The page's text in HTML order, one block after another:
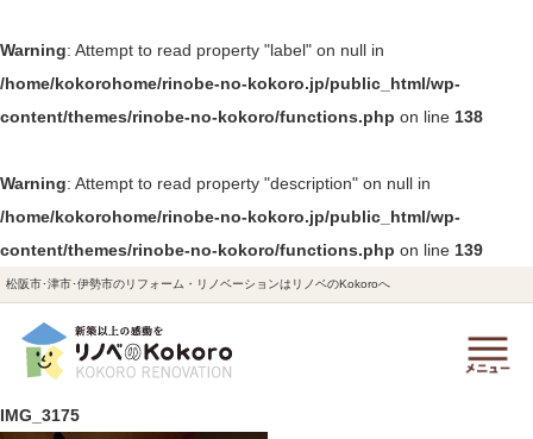
Warning: Attempt to read property "label" on null in
/home/kokorohome/rinobe-no-kokoro.jp/public_html/wp-
content/themes/rinobe-no-kokoro/functions.php on line 138
Warning: Attempt to read property "description" on null in
/home/kokorohome/rinobe-no-kokoro.jp/public_html/wp-
content/themes/rinobe-no-kokoro/functions.php on line 139
松阪市･津市･伊勢市のリフォーム・リノベーションはリノベのKokoroへ
IMG_3175